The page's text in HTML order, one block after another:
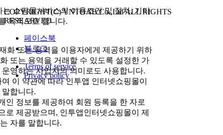
COPYRIGHT(C)YNTOAB Co.,LtdALL RIGHTS
RESEARVED
페이스북
블로그
Terms of service
Privacy policy
쇼핑몰서비스의 이용조건 및 절차, 기타
목적으로 합니다.
화 또는 용역을 이용자에게 제공하기 위하
또는 용역을 거래할 수 있도록 설정한 가
영하는 사업자의 의미로도 사용합니다.
이 약관에 따라 인투앱 인터넷쇼핑몰이
합니다.
인 정보를 제공하여 회원 등록을 한 자로
제공받으며, 인투앱인터넷쇼핑몰이 제
자를 말합니다.